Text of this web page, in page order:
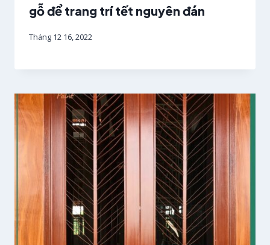
gỗ để trang trí tết nguyên đán
Tháng 12 16, 2022